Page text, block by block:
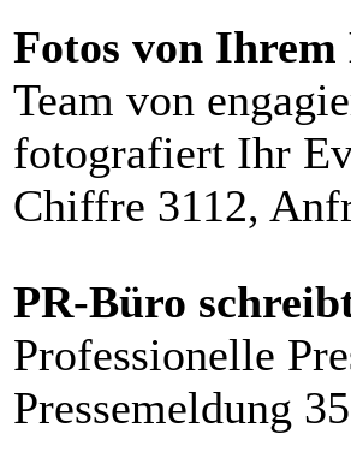
Fotos von Ihrem
Team von
fotografiert Ihr
Chiffre 3112,
PR-Büro
Professionelle
Pressemeldung